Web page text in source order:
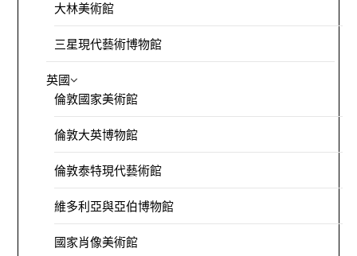
大林美術館
三星現代藝術博物館
英國
倫敦國家美術館
倫敦大英博物館
倫敦泰特現代藝術館
維多利亞與亞伯博物館
國家肖像美術館